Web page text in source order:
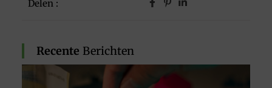
Delen :
Recente Berichten